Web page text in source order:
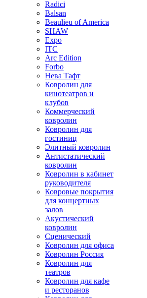
Radici
Balsan
Beaulieu of America
SHAW
Expo
ITC
Arc Edition
Forbo
Нева Тафт
Ковролин для
кинотеатров и
клубов
Коммерческий
ковролин
Ковролин для
гостиниц
Элитный ковролин
Антистатический
ковролин
Ковролин в кабинет
руководителя
Ковровые покрытия
для концертных
залов
Акустический
ковролин
Сценический
Ковролин для офиса
Ковролин Россия
Ковролин для
театров
Ковролин для кафе
и ресторанов